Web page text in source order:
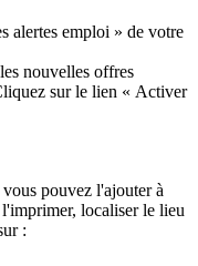
alertes emploi » de votre
nouvelles offres
sur le lien « Activer
pouvez l'ajouter à
localiser le lieu
: